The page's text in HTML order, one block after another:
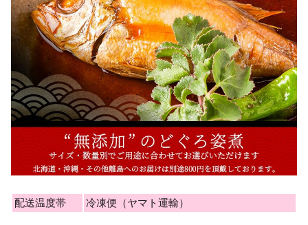
配送温度帯 冷凍便（ヤマト運輸）